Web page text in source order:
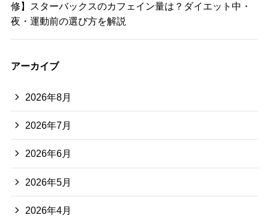
修】スターバックスのカフェイン量は？ダイエット中・
夜・運動前の選び方を解説
アーカイブ
2026年8月
2026年7月
2026年6月
2026年5月
2026年4月